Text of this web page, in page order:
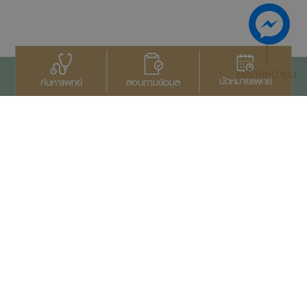
ค้นหาแพทย์ สอบถามข้อมูล นัดหมายแพทย์
กลับสู่หน้าบน